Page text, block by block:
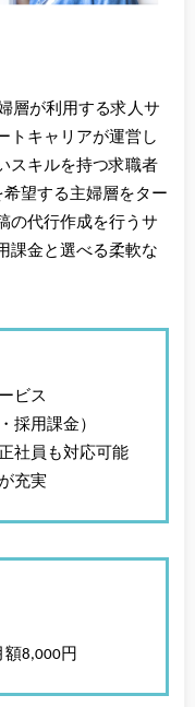
層が利用する求人サ
トキャリアが運営し
スキルを持つ求職者
望する主婦層をター
の代行作成を行うサ
課金と選べる柔軟な
ビス
採用課金）
社員も対応可能
充実
8,000円